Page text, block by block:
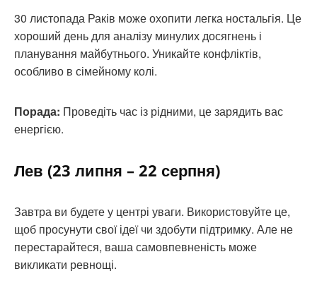
30 листопада Раків може охопити легка ностальгія. Це
хороший день для аналізу минулих досягнень і
планування майбутнього. Уникайте конфліктів,
особливо в сімейному колі.
Порада: Проведіть час із рідними, це зарядить вас
енергією.
Лев (23 липня – 22 серпня)
Завтра ви будете у центрі уваги. Використовуйте це,
щоб просунути свої ідеї чи здобути підтримку. Але не
перестарайтеся, ваша самовпевненість може
викликати ревнощі.